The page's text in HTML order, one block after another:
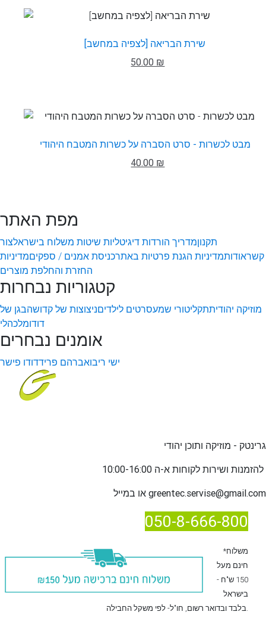
שירת הבריאה [לצפיה במחשב]
50.00 ₪
מבט לכשרות - סרט הסברה על כשרות המטבח היהודי
40.00 ₪
מפת האתר
תקנוןמדריך הורדות דיגיטליות שיטות משלוח בישראלצור
קשראודותמדיניות הגנת פרטיות באתרכניסת אמנים / ספקיםמדיניות
החזרת והחלפת מוצרים
קטגוריות נבחרות
מוזיקה יהודיתתקליטורי שמעסרטים לילדיםניצוצות של קדושהבגן של
דודומלכהלי
אומנים נבחרים
ישי ריבואברהם פרידדודו פישר
גרינטק - מוזיקה ותוכן יהודי
להזמנות ו
greentec.servise@gmail.com
050-8-666-800
*משלוח
חינם מעל
150 ש"ח -
בישראל
בלבדובדואר רשום , חו"ל- לפי משקל החבילה.